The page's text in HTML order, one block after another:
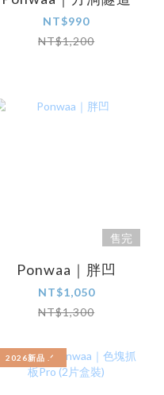
NT$990
NT$1,200
售完
Ponwaa｜胖凹
NT$1,050
NT$1,300
2026新品 .ᐟ‪‪‬